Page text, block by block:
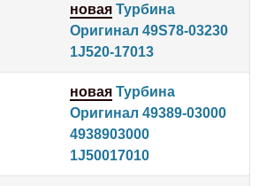
новая Турбина
Оригинал 49S78-03230
1J520-17013
новая Турбина
Оригинал 49389-03000
4938903000
1J50017010